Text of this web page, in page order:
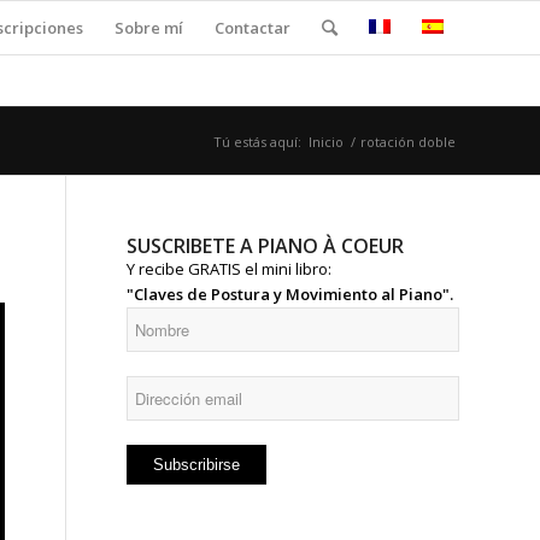
Sobre mí Contactar
Tú estás aquí: Inicio / rotación doble
SUSCRIBETE A PIANO À COEUR
Y recibe GRATIS el mini libro:
"Claves de Postura y Movimiento al Piano".